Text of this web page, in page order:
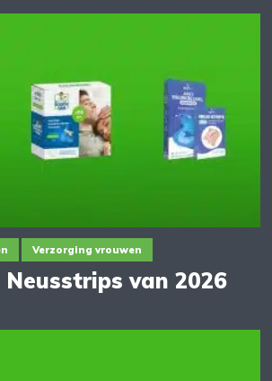
Verzorging vrouwen
Neusstrips van 2026